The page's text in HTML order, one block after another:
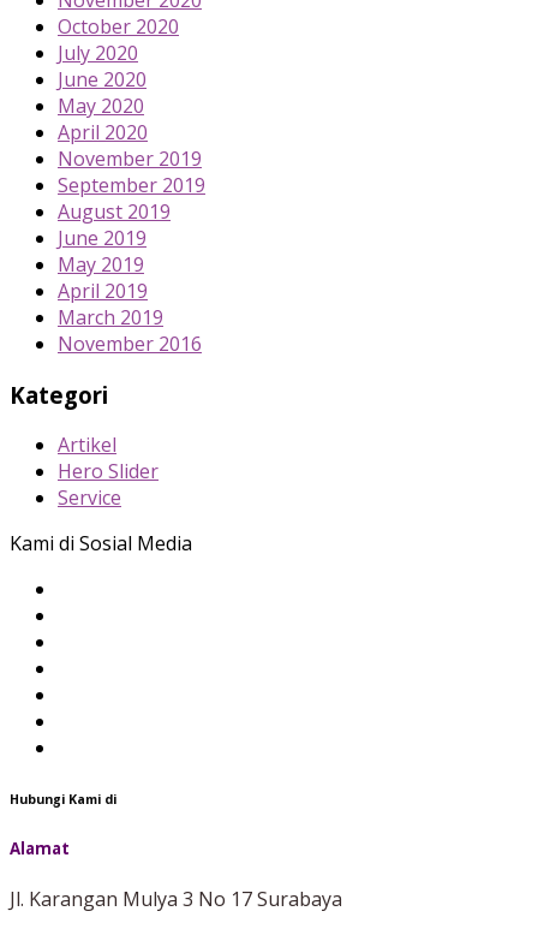
October 2020
July 2020
June 2020
May 2020
April 2020
November 2019
September 2019
August 2019
June 2019
May 2019
April 2019
March 2019
November 2016
Kategori
Artikel
Hero Slider
Service
Kami di Sosial Media
Hubungi Kami di
Alamat
Jl. Karangan Mulya 3 No 17 Surabaya